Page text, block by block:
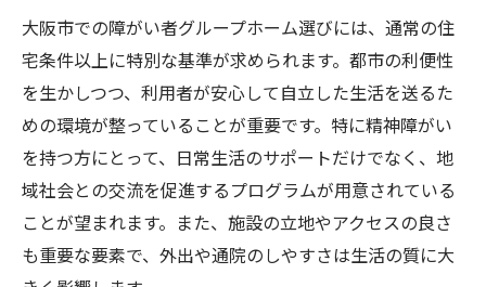
理想的なホームを見つけるためのステップ
精神障がい者に優しい大阪市のグループホーム
事情
大阪市の精神障がい者向けホームの現状
優しさを感じるホーム選びのポイント
精神障がいに配慮したホームの特徴
大阪市が提供する優しいホームの探し方
大阪市での障がい者グループホーム選びには、通常の住
宅条件以上に特別な基準が求められます。都市の利便性
を生かしつつ、利用者が安心して自立した生活を送るた
めの環境が整っていることが重要です。特に精神障がい
を持つ方にとって、日常生活のサポートだけでなく、地
域社会との交流を促進するプログラムが用意されている
ことが望まれます。また、施設の立地やアクセスの良さ
も重要な要素で、外出や通院のしやすさは生活の質に大